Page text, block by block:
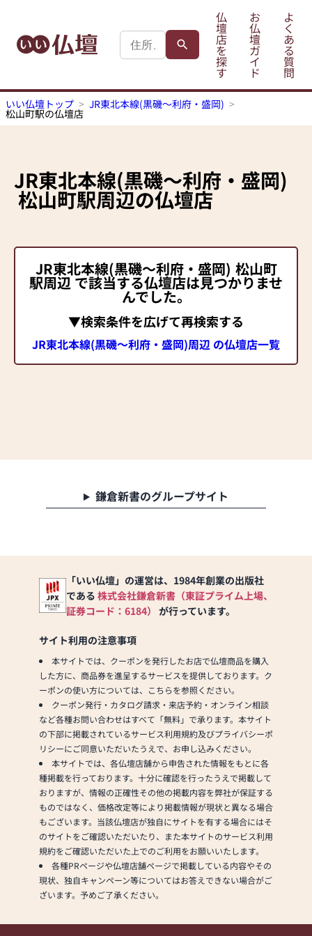
仏
壇
店
を
探
す
お
仏
壇
ガ
イ
ド
よ
く
あ
る
質
問
いい仏壇トップ JR東北本線(黒磯～利府・盛岡)
松山町駅の仏壇店
JR東北本線(黒磯～利府・盛岡)
松山町駅周辺の仏壇店
JR東北本線(黒磯～利府・盛岡) 松山町
駅周辺 で該当する仏壇店は見つかりませ
んでした。
▼検索条件を広げて再検索する
JR東北本線(黒磯～利府・盛岡)周辺 の仏壇店一覧
鎌倉新書のグループサイト
「いい仏壇」の運営は、1984年創業の出版社
である 株式会社鎌倉新書（東証プライム上場、
証券コード：6184） が行っています。
サイト利用の注意事項
本サイトでは、クーポンを発行したお店で仏壇商品を購入
した方に、商品券を進呈するサービスを提供しております。ク
ーポンの使い方については、こちらを参照ください。
クーポン発行・カタログ請求・来店予約・オンライン相談
など各種お問い合わせはすべて「無料」で承ります。本サイト
の下部に掲載されているサービス利用規約及びプライバシーポ
リシーにご同意いただいたうえで、お申し込みください。
本サイトでは、各仏壇店舗から申告された情報をもとに各
種掲載を行っております。十分に確認を行ったうえで掲載して
おりますが、情報の正確性その他の掲載内容を弊社が保証する
ものではなく、価格改定等により掲載情報が現状と異なる場合
もございます。当該仏壇店が独自にサイトを有する場合にはそ
のサイトをご確認いただいたり、また本サイトのサービス利用
規約をご確認いただいた上でのご利用をお願いいたします。
各種PRページや仏壇店舗ページで掲載している内容やその
現状、独自キャンペーン等についてはお答えできない場合がご
ざいます。予めご了承ください。